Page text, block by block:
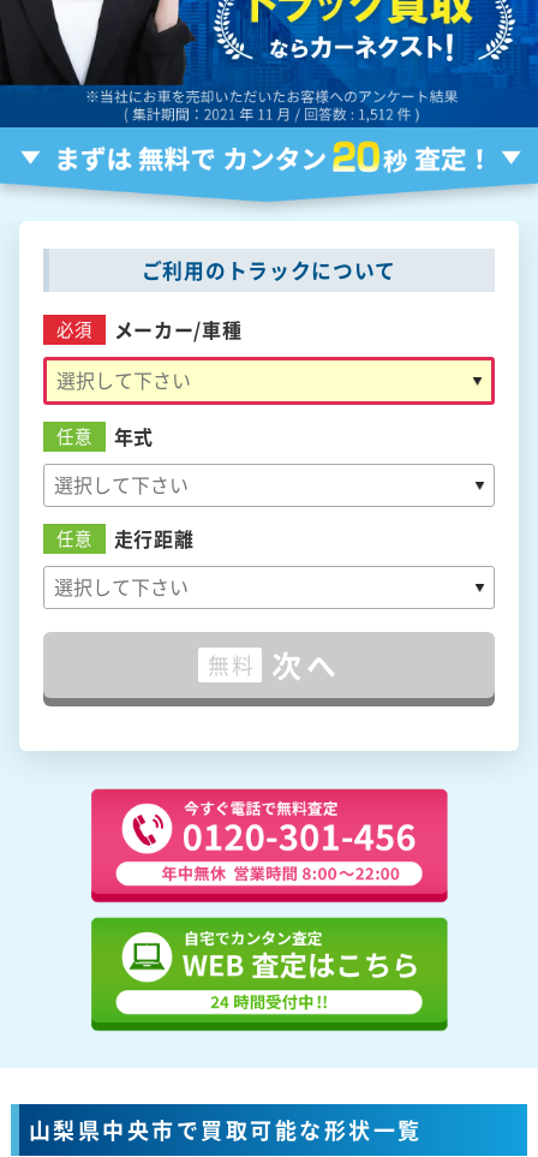
ご利用のトラックについて
必須 メーカー/車種
任意 年式
任意 走行距離
無料 次へ
山梨県中央市で買取可能な形状一覧